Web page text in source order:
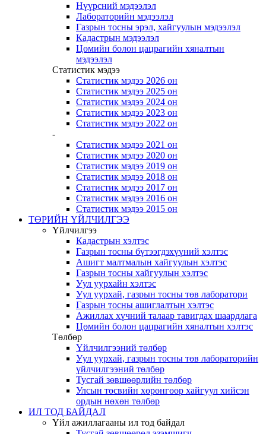
Нүүрсний мэдээлэл
Лабораторийн мэдээлэл
Газрын тосны эрэл, хайгуулын мэдээлэл
Кадастрын мэдээлэл
Цөмийн болон цацрагийн хяналтын
мэдээлэл
Статистик мэдээ
Статистик мэдээ 2026 он
Статистик мэдээ 2025 он
Статистик мэдээ 2024 он
Статистик мэдээ 2023 он
Статистик мэдээ 2022 он
-
Статистик мэдээ 2021 он
Статистик мэдээ 2020 он
Статистик мэдээ 2019 он
Статистик мэдээ 2018 он
Статистик мэдээ 2017 он
Статистик мэдээ 2016 он
Статистик мэдээ 2015 он
ТӨРИЙН ҮЙЛЧИЛГЭЭ
Үйлчилгээ
Кадастрын хэлтэс
Газрын тосны бүтээгдэхүүний хэлтэс
Ашигт малтмалын хайгуулын хэлтэс
Газрын тосны хайгуулын хэлтэс
Уул уурхайн хэлтэс
Уул уурхай, газрын тосны төв лаборатори
Газрын тосны ашиглалтын хэлтэс
Ажиллах хүчний талаар тавигдах шаардлага
Цөмийн болон цацрагийн хяналтын хэлтэс
Төлбөр
Үйлчилгээний төлбөр
Уул уурхай, газрын тосны төв лабораторийн
үйлчилгээний төлбөр
Тусгай зөвшөөрлийн төлбөр
Улсын төсвийн хөрөнгөөр хайгуул хийсэн
ордын нөхөн төлбөр
ИЛ ТОД БАЙДАЛ
Үйл ажиллагааны ил тод байдал